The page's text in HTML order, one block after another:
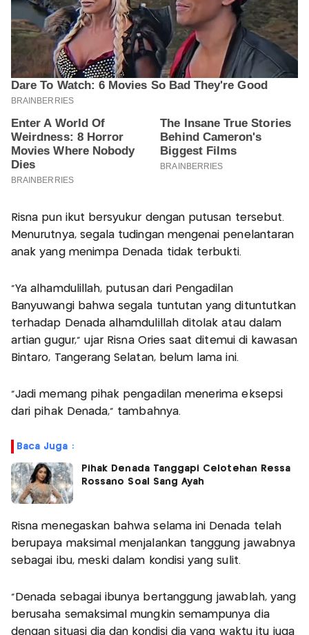
Risna pun ikut bersyukur dengan putusan tersebut.
Menurutnya, segala tudingan mengenai penelantaran
anak yang menimpa Denada tidak terbukti.
"Ya alhamdulillah, putusan dari Pengadilan
Banyuwangi bahwa segala tuntutan yang dituntutkan
terhadap Denada alhamdulillah ditolak atau dalam
artian gugur," ujar Risna Ories saat ditemui di kawasan
Bintaro, Tangerang Selatan, belum lama ini.
"Jadi memang pihak pengadilan menerima eksepsi
dari pihak Denada," tambahnya.
Baca Juga :
Pihak Denada Tanggapi Celotehan Ressa
Rossano Soal Sang Ayah
Risna menegaskan bahwa selama ini Denada telah
berupaya maksimal menjalankan tanggung jawabnya
sebagai ibu, meski dalam kondisi yang sulit.
"Denada sebagai ibunya bertanggung jawablah, yang
berusaha semaksimal mungkin semampunya dia
dengan situasi dia dan kondisi dia yang waktu itu juga